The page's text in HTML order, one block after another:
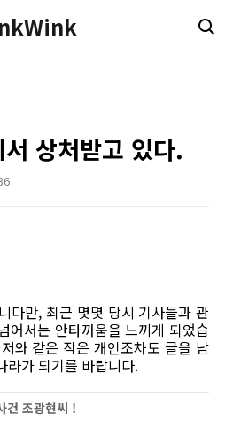
상처받고 있다.
다만, 최근 몇몇 당시 기사들과 관
어서는 안타까움을 느끼게 되었습
와 같은 작은 개인조차도 글을 남
라가 되기를 바랍니다.
건 조광현씨 !